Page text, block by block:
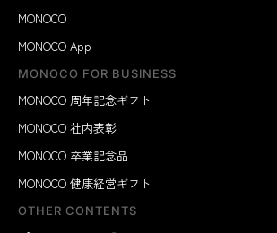
MONOCO
MONOCO App
MONOCO FOR BUSINESS
MONOCO 周年記念ギフト
MONOCO 社内表彰
MONOCO 卒業記念品
MONOCO 健康経営ギフト
OTHER CONTENTS